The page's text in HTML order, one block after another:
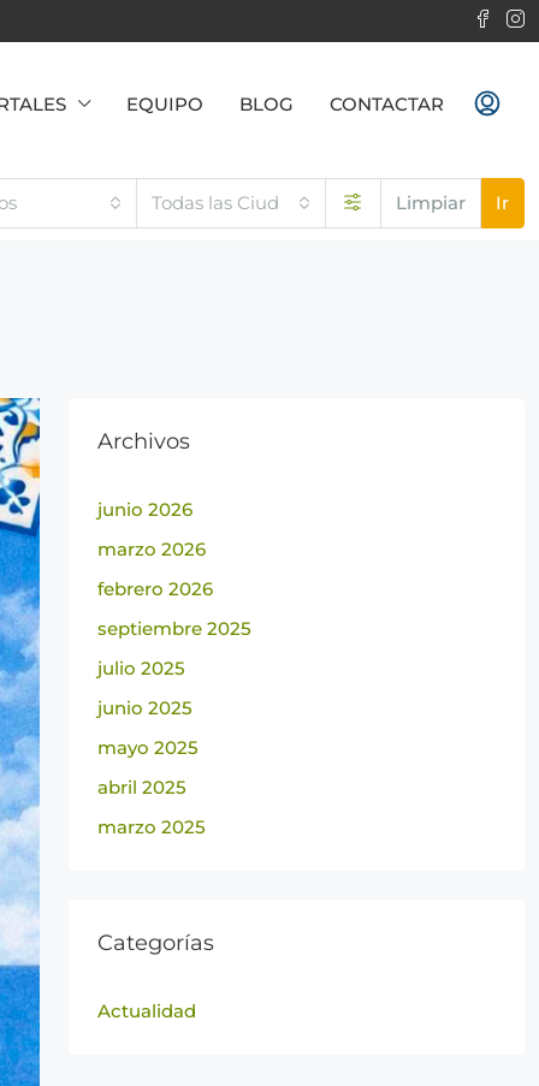
EQUIPO BLOG CONTACTAR
Todas las Ciudades Limpiar Ir
Archivos
junio 2026
marzo 2026
febrero 2026
septiembre 2025
julio 2025
junio 2025
mayo 2025
abril 2025
marzo 2025
Categorías
Actualidad